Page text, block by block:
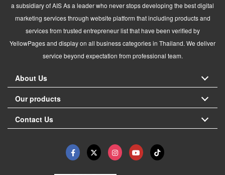
a subsidiary of AIS As a leader who never stops developing the best digital
marketing services through website platform that including products and
services from trusted entrepreneur list that have been verified by
YellowPages and display on all business categories in Thailand. We deliver
service beyond expectation from professional team.
About Us
Our products
Contact Us